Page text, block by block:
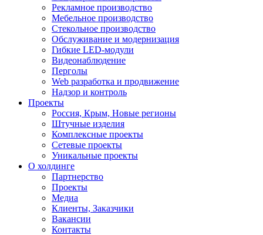
Рекламное производство
Мебельное производство
Стекольное производство
Обслуживание и модернизация
Гибкие LED-модули
Видеонаблюдение
Перголы
Web разработка и продвижение
Надзор и контроль
Проекты
Россия, Крым, Новые регионы
Штучные изделия
Комплексные проекты
Сетевые проекты
Уникальные проекты
О холдинге
Партнерство
Проекты
Медиа
Клиенты, Заказчики
Вакансии
Контакты